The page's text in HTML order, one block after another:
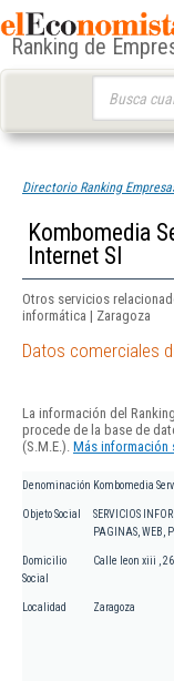
Ranking de
Directorio Ranking
Kombomedia
Internet Sl
Otros servicios
informática | Zaragoza
Datos comerciales
La información del
procede de la base de
(S.M.E.). Más información
Denominación Kombomedia
Objeto Social
SERVICIOS
PAGINAS, WEB,
Domicilio
Social
Calle leon xiii , 26
Localidad Zaragoza